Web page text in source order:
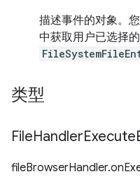
描述事件的对象。
中获取用户已选择
类型
FileHandlerExecute